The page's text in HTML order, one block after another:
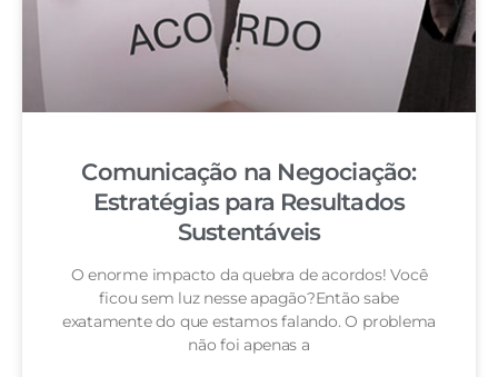
Comunicação na Negociação:
Estratégias para Resultados
Sustentáveis
O enorme impacto da quebra de acordos! Você
ficou sem luz nesse apagão?Então sabe
exatamente do que estamos falando. O problema
não foi apenas a